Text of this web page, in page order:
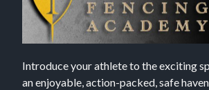
Introduce your athlete to the exciting
an enjoyable, action-packed, safe